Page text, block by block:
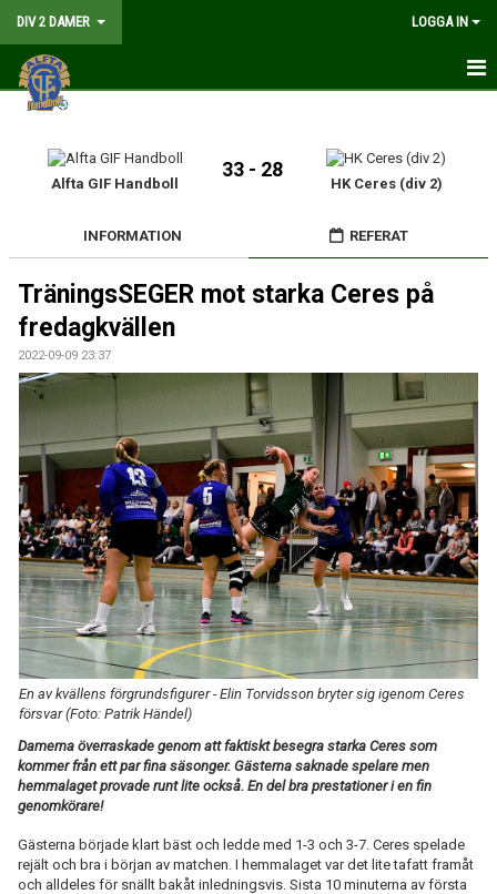
DIV 2 DAMER LOGGA IN
HEM
NYHETER
MATCHER
KALENDER
TRUPPEN
DOKUMENT
KONTAKT
LIVESÄNDNING
TABELL
Alfta GIF Handboll
33 - 28
HK Ceres (div 2)
INFORMATION REFERAT
TräningsSEGER mot starka Ceres på
fredagkvällen
2022-09-09 23:37
En av kvällens förgrundsfigurer - Elin Torvidsson bryter sig igenom Ceres
försvar (Foto: Patrik Händel)
Damerna överraskade genom att faktiskt besegra starka Ceres som
kommer från ett par fina säsonger. Gästerna saknade spelare men
hemmalaget provade runt lite också. En del bra prestationer i en fin
genomkörare!
Gästerna började klart bäst och ledde med 1-3 och 3-7. Ceres spelade
rejält och bra i början av matchen. I hemmalaget var det lite tafatt framåt
och alldeles för snällt bakåt inledningsvis. Sista 10 minuterna av första